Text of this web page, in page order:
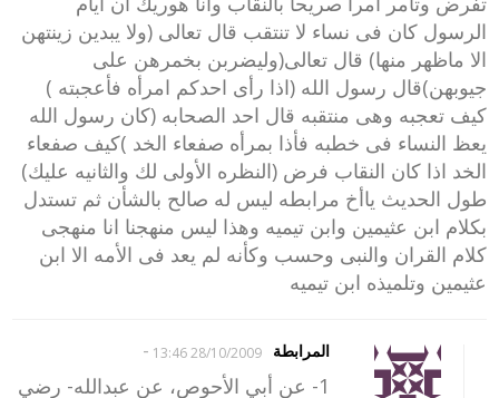
الرسول كان فى نساء لا تنتقب قال تعالى (ولا يبدين زينتهن
الا ماظهر منها) قال تعالى(وليضربن بخمرهن على
جيوبهن)قال رسول الله (اذا رأى احدكم امرأه فأعجبته )
كيف تعجبه وهى منتقبه قال احد الصحابه (كان رسول الله
يعظ النساء فى خطبه فأذا بمرأه صفعاء الخد )كيف صفعاء
الخد اذا كان النقاب فرض (النظره الأولى لك والثانيه عليك)
طول الحديث ياأخ مرابطه ليس له صالح بالشأن ثم تستدل
بكلام ابن عثيمين وابن تيميه وهذا ليس منهجنا انا منهجى
كلام القران والنبى وحسب وكأنه لم يعد فى الأمه الا ابن
عثيمين وتلميذه ابن تيميه
المرابطة 28/10/2009 13:46
-
1- عن أبي الأحوص، عن عبدالله- رضي